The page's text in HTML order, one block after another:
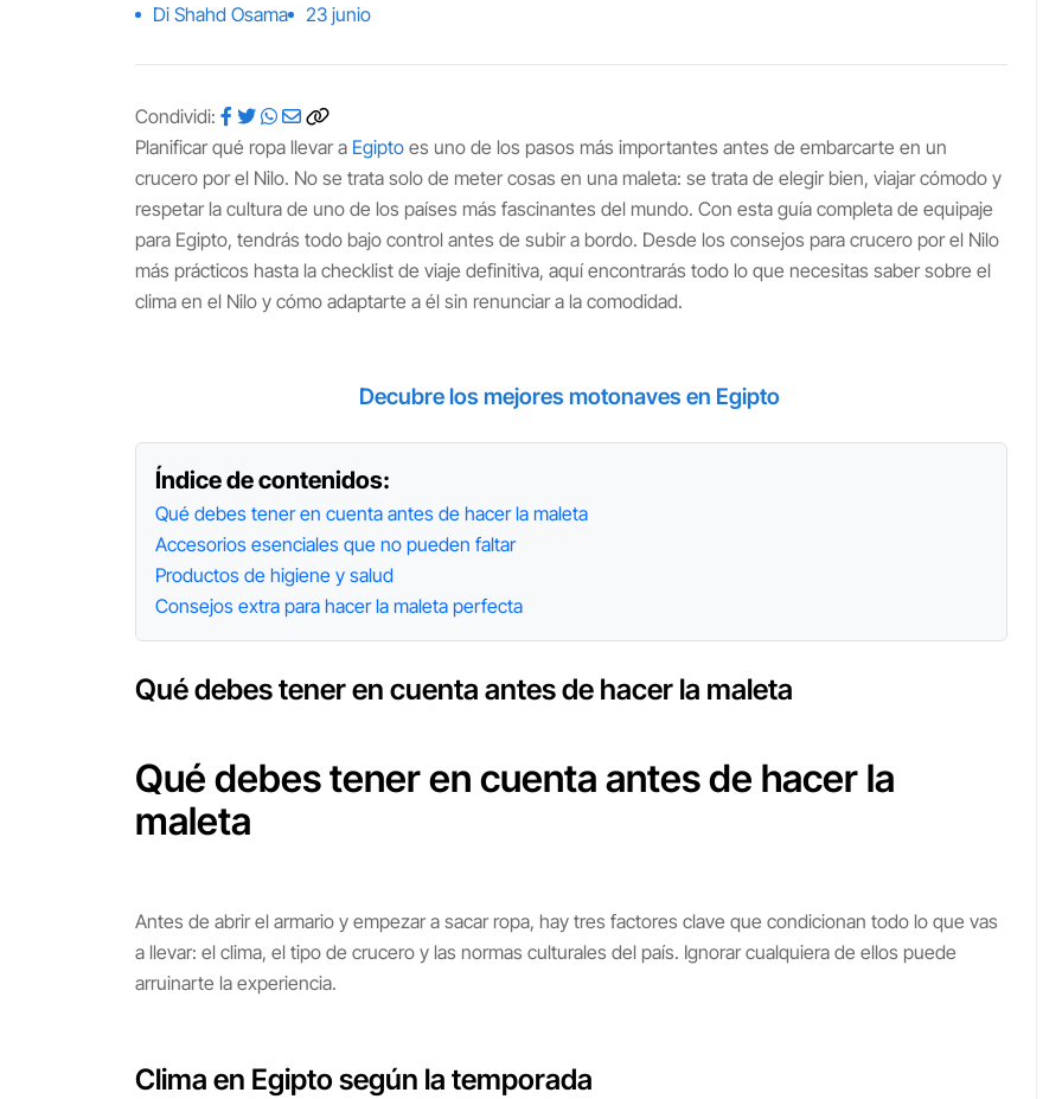
Di Shahd Osama 23 junio
Condividi:
Planificar qué ropa llevar a Egipto es uno de los pasos más importantes antes de embarcarte en un
crucero por el Nilo. No se trata solo de meter cosas en una maleta: se trata de elegir bien, viajar cómodo y
respetar la cultura de uno de los países más fascinantes del mundo. Con esta guía completa de equipaje
para Egipto, tendrás todo bajo control antes de subir a bordo. Desde los consejos para crucero por el Nilo
más prácticos hasta la checklist de viaje definitiva, aquí encontrarás todo lo que necesitas saber sobre el
clima en el Nilo y cómo adaptarte a él sin renunciar a la comodidad.
Decubre los mejores motonaves en Egipto
Índice de contenidos:
Qué debes tener en cuenta antes de hacer la maleta
Accesorios esenciales que no pueden faltar
Productos de higiene y salud
Consejos extra para hacer la maleta perfecta
Qué debes tener en cuenta antes de hacer la maleta
Qué debes tener en cuenta antes de hacer la
maleta
Antes de abrir el armario y empezar a sacar ropa, hay tres factores clave que condicionan todo lo que vas
a llevar: el clima, el tipo de crucero y las normas culturales del país. Ignorar cualquiera de ellos puede
arruinarte la experiencia.
Clima en Egipto según la temporada